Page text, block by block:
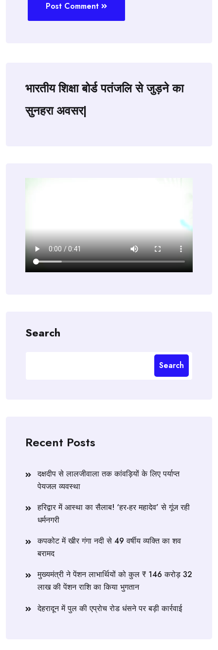
Post Comment
भारतीय शिक्षा बोर्ड पतंजलि से जुड़ने का
सुनहरा अवसर|
Search
Search
Recent Posts
दक्षदीप से लालजीवाला तक कांवड़ियों के लिए पर्याप्त
पेयजल व्यवस्था
हरिद्वार में आस्था का सैलाब! ‘हर-हर महादेव’ से गूंज रही
धर्मनगरी
कपकोट में खीर गंगा नदी से 49 वर्षीय व्यक्ति का शव
बरामद
मुख्यमंत्री ने पेंशन लाभार्थियों को कुल ₹ 146 करोड़ 32
लाख की पेंशन राशि का किया भुगतान
देहरादून में पुल की एप्रोच रोड धंसने पर बड़ी कार्रवाई